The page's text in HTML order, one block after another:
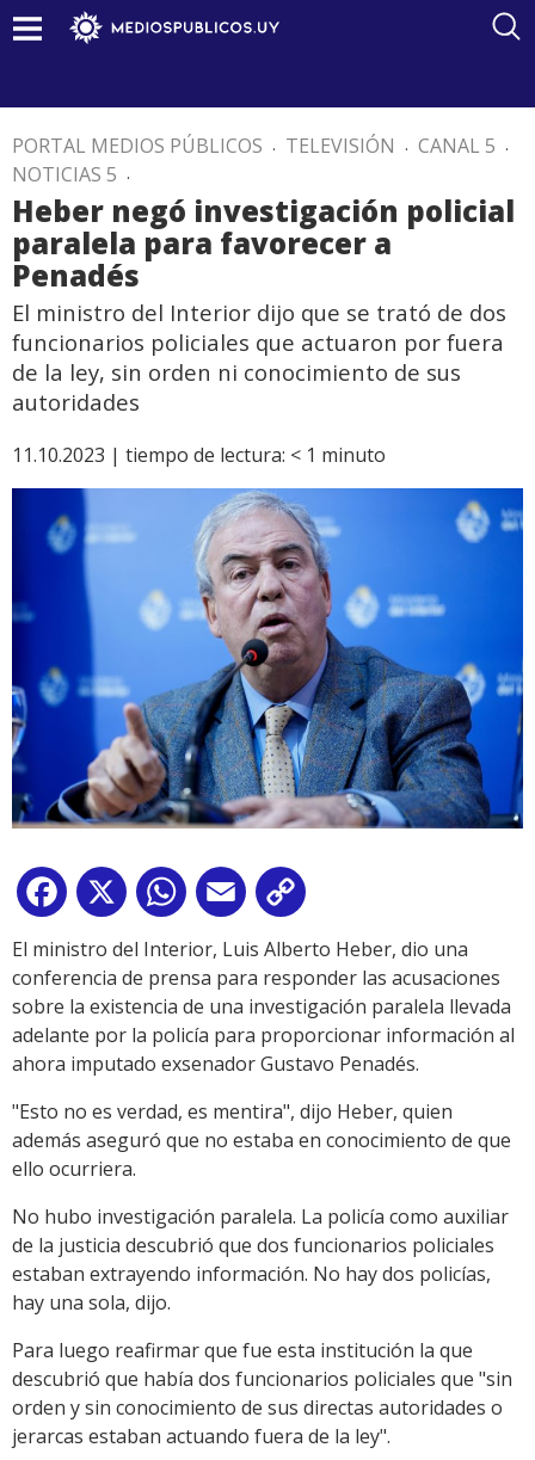
PORTAL MEDIOS PÚBLICOS . TELEVISIÓN . CANAL 5 .
NOTICIAS 5 .
Heber negó investigación policial
paralela para favorecer a
Penadés
El ministro del Interior dijo que se trató de dos
funcionarios policiales que actuaron por fuera
de la ley, sin orden ni conocimiento de sus
autoridades
11.10.2023 | tiempo de lectura: < 1 minuto
Facebook
X WhatsApp
Email
Link
El ministro del Interior, Luis Alberto Heber, dio una
conferencia de prensa para responder las acusaciones
sobre la existencia de una investigación paralela llevada
adelante por la policía para proporcionar información al
ahora imputado exsenador Gustavo Penadés.
"Esto no es verdad, es mentira", dijo Heber, quien
además aseguró que no estaba en conocimiento de que
ello ocurriera.
No hubo investigación paralela. La policía como auxiliar
de la justicia descubrió que dos funcionarios policiales
estaban extrayendo información. No hay dos policías,
hay una sola, dijo.
Para luego reafirmar que fue esta institución la que
descubrió que había dos funcionarios policiales que "sin
orden y sin conocimiento de sus directas autoridades o
jerarcas estaban actuando fuera de la ley".